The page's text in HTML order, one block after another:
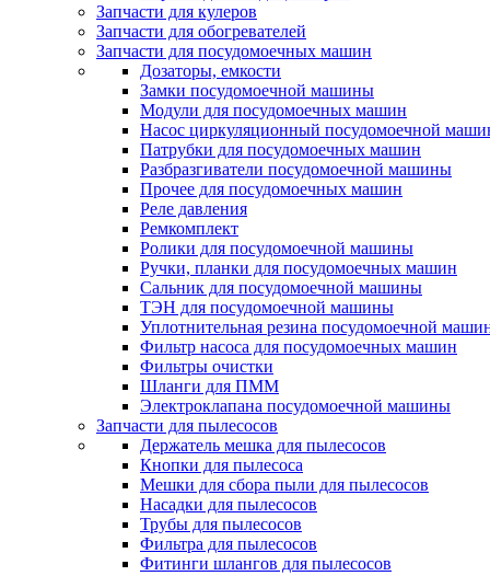
Запчасти для кулеров
Запчасти для обогревателей
Запчасти для посудомоечных машин
Дозаторы, емкости
Замки посудомоечной машины
Модули для посудомоечных машин
Насос циркуляционный посудомоечной
Патрубки для посудомоечных машин
Разбразгиватели посудомоечной машины
Прочее для посудомоечных машин
Реле давления
Ремкомплект
Ролики для посудомоечной машины
Ручки, планки для посудомоечных машин
Сальник для посудомоечной машины
ТЭН для посудомоечной машины
Уплотнительная резина посудомоечной
Фильтр насоса для посудомоечных машин
Фильтры очистки
Шланги для ПММ
Электроклапана посудомоечной машины
Запчасти для пылесосов
Держатель мешка для пылесосов
Кнопки для пылесоса
Мешки для сбора пыли для пылесосов
Насадки для пылесосов
Трубы для пылесосов
Фильтра для пылесосов
Фитинги шлангов для пылесосов